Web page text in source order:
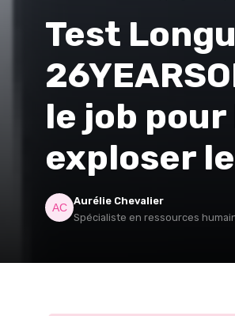
Test
le job
exploser
Aurélie Chevalier
Spécialiste en ressources